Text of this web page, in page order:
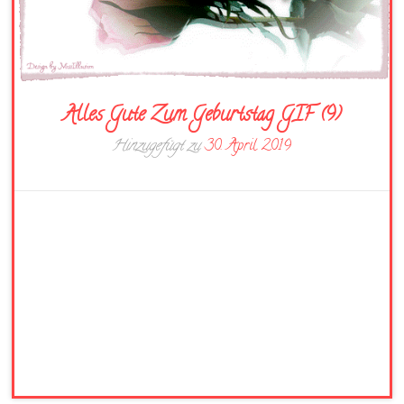
Alles Gute Zum Geburtstag GIF (9)
Hinzugefügt zu30. April 2019